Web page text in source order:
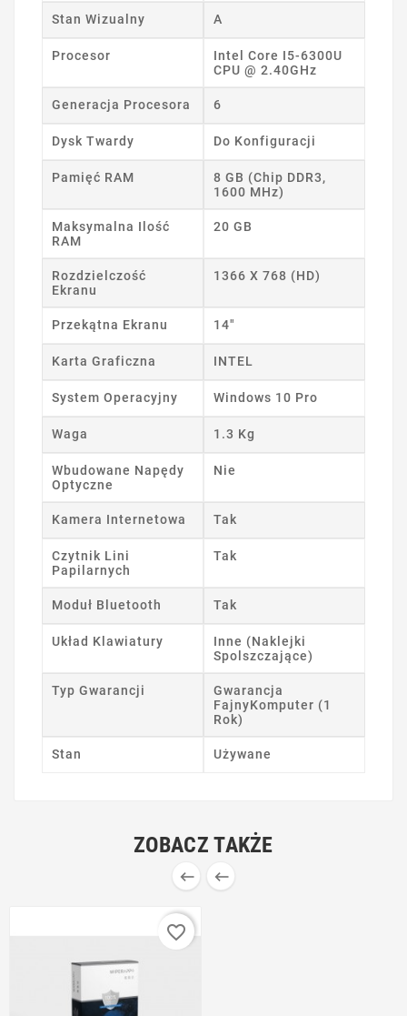
Stan Wizualny A
Procesor
Intel Core I5-6300U
CPU @ 2.40GHz
Generacja Procesora 6
Dysk Twardy Do Konfiguracji
Pamięć RAM
8 GB (Chip DDR3,
1600 MHz)
Maksymalna Ilość
RAM
20 GB
Rozdzielczość
Ekranu
1366 X 768 (HD)
Przekątna Ekranu 14"
Karta Graficzna INTEL
System Operacyjny Windows 10 Pro
Waga 1.3 Kg
Wbudowane Napędy
Optyczne
Nie
Kamera Internetowa Tak
Czytnik Lini
Papilarnych
Tak
Moduł Bluetooth Tak
Układ Klawiatury
Inne (Naklejki
Spolszczające)
Typ Gwarancji
Gwarancja
FajnyKomputer (1
Rok)
Stan Używane
ZOBACZ TAKŻE
 
favorite_border